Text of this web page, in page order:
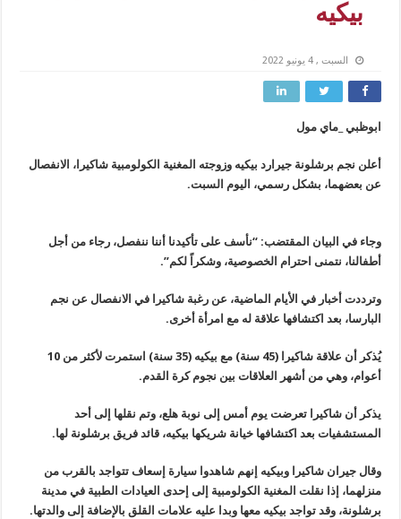
بيكيه
السبت , 4 يونيو 2022
ابوظبي _ماي مول
أعلن نجم برشلونة جيرارد بيكيه وزوجته المغنية الكولومبية شاكيرا، الانفصال
عن بعضهما، بشكل رسمي، اليوم السبت.
وجاء في البيان المقتضب: “نأسف على تأكيدنا أننا ننفصل، رجاء من أجل
أطفالنا، نتمنى احترام الخصوصية، وشكراً لكم”.
وترددت أخبار في الأيام الماضية، عن رغبة شاكيرا في الانفصال عن نجم
البارسا، بعد اكتشافها علاقة له مع امرأة أخرى.
يُذكر أن علاقة شاكيرا (45 سنة) مع بيكيه (35 سنة) استمرت لأكثر من 10
أعوام، وهي من أشهر العلاقات بين نجوم كرة القدم.
يذكر أن شاكيرا تعرضت يوم أمس إلى نوبة هلع، وتم نقلها إلى أحد
المستشفيات بعد اكتشافها خيانة شريكها بيكيه، قائد فريق برشلونة لها.
وقال جيران شاكيرا وبيكيه إنهم شاهدوا سيارة إسعاف تتواجد بالقرب من
منزلهما، إذا نقلت المغنية الكولومبية إلى إحدى العيادات الطبية في مدينة
برشلونة، وقد تواجد بيكيه معها وبدا عليه علامات القلق بالإضافة إلى والدتها.